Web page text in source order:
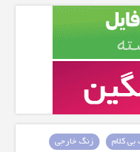
کلام
زنگ خارجی